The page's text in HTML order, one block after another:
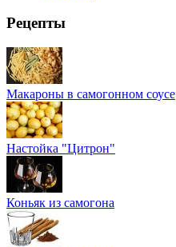
Рецепты
Макароны в самогонном соусе
Настойка "Цитрон"
Коньяк из самогона